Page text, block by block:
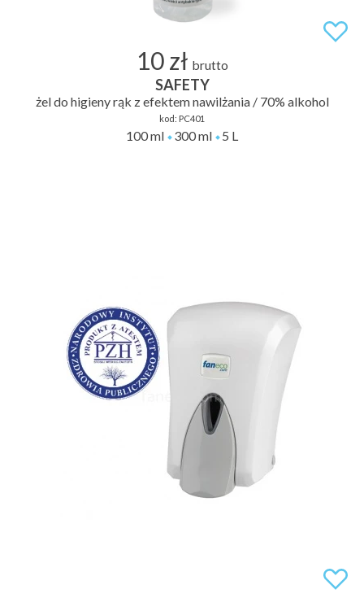
10 zł brutto
SAFETY
żel do higieny rąk z efektem nawilżania / 70% alkohol
kod: PC401
100 ml 300 ml 5 L